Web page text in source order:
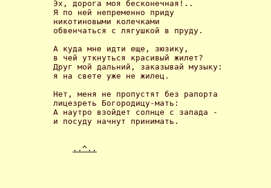
Эх, дорога моя бесконечная!..
Я по ней непременно приду
никотиновыми колечками
обвенчаться с лягушкой в пруду.
А куда мне идти еще, зюзику,
в чей уткнуться красивый жилет?
Друг мой дальний, заказывай музыку:
я на свете уже не жилец.
Нет, меня не пропустят без рапорта
лицезреть Богородицу-мать:
А наутро взойдет солнце с запада -
и посуду начнут принимать.
..^..